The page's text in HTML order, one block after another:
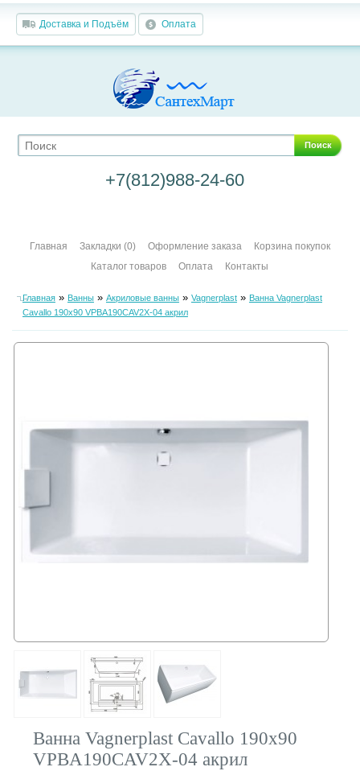
Доставка и Подъём Оплата
Поиск
+7(812)988-24-60
Главная Закладки (0) Оформление заказа
Корзина покупок
Каталог товаров
Оплата Контакты
Главная» Ванны» Акриловые ванны» Vagnerplast» Ванна Vagnerplast
Cavallo 190х90 VPBA190CAV2X-04 акрил
Ванна Vagnerplast Cavallo 190х90
VPBA190CAV2X-04 акрил